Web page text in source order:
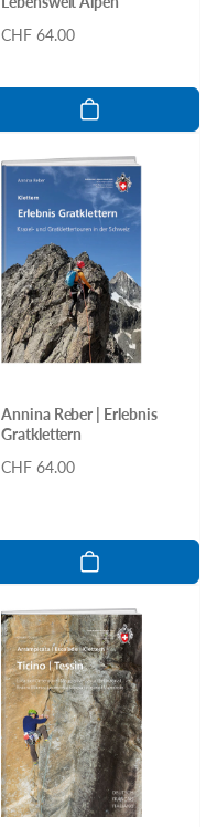
Normaler
CHF 64.00
Annina Reber | Erlebnis
Gratklettern
Normaler
CHF 64.00